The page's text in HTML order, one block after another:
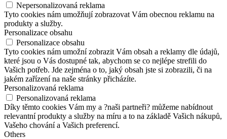
Nepersonalizovaná reklama
Tyto cookies nám umožňují zobrazovat Vám obecnou reklamu na
produkty a služby.
Personalizace obsahu
Personalizace obsahu
Tyto cookies nám umožní zobrazit Vám obsah a reklamy dle údajů,
které jsou o Vás dostupné tak, abychom se co nejlépe strefili do
Vašich potřeb. Jde zejména o to, jaký obsah jste si zobrazili, či na
jakém zařízení na naše stránky přicházíte.
Personalizovaná reklama
Personalizovaná reklama
Díky těmto cookies Vám my a ?naši partneři? můžeme nabídnout
relevantní produkty a služby na míru a to na základě Vašich nákupů,
Vašeho chování a Vašich preferencí.
Others